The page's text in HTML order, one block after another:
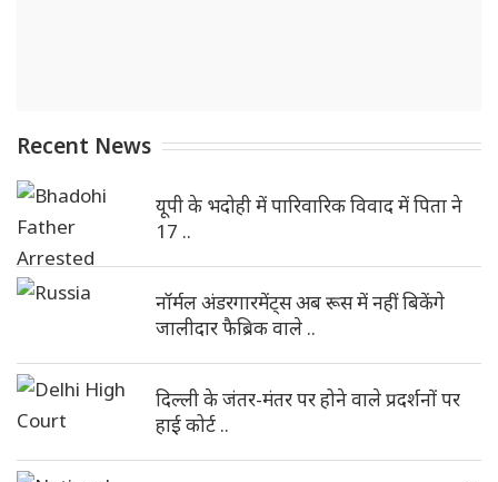
Recent News
यूपी के भदोही में पारिवारिक विवाद में पिता ने
17 ..
नॉर्मल अंडरगारमेंट्स अब रूस में नहीं बिकेंगे
जालीदार फैब्रिक वाले ..
दिल्ली के जंतर-मंतर पर होने वाले प्रदर्शनों पर
हाई कोर्ट ..